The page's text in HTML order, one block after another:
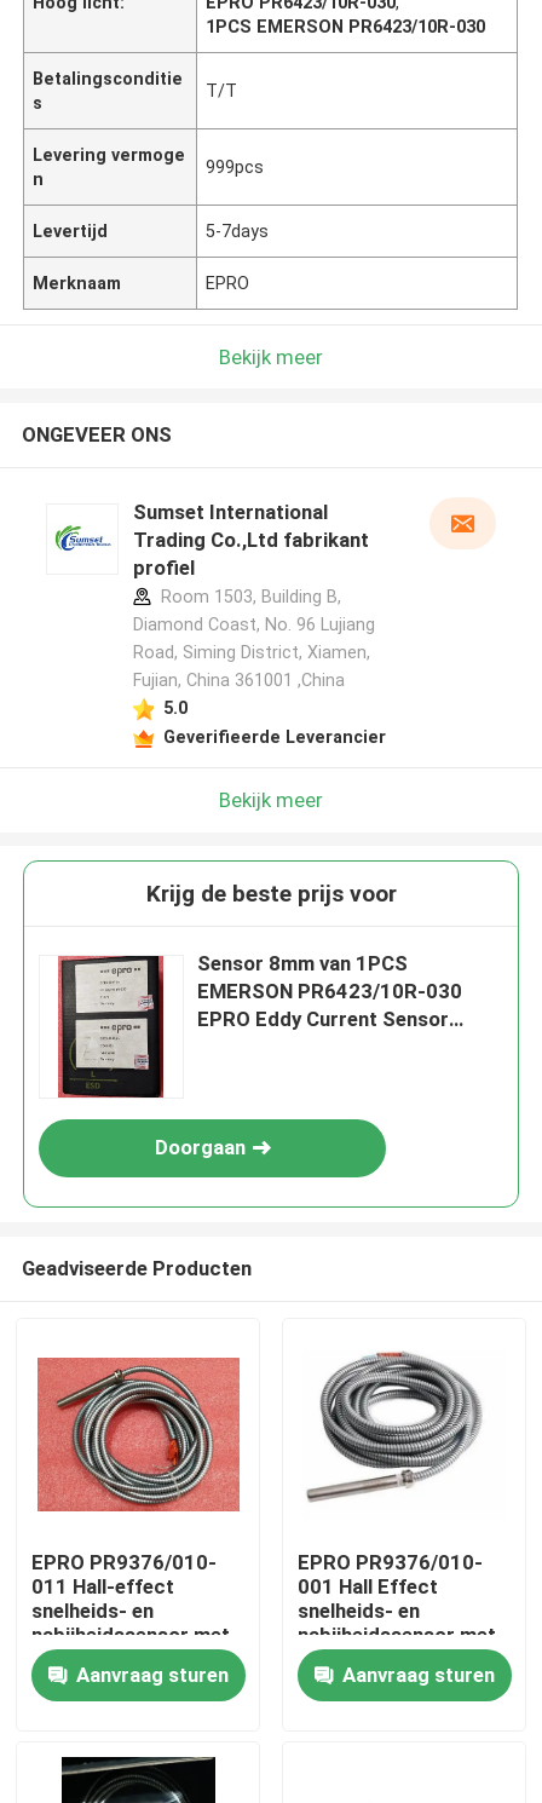
Thuis
Video's
1PCS EMERSON PR6423/10R-030
Betalingsconditie
s
T/T
Levering vermoge
n
999pcs
Levertijd 5-7days
Merknaam EPRO
Bekijk meer
ONGEVEER ONS
Sumset International
Trading Co.,Ltd fabrikant
profiel
Room 1503, Building B,
Diamond Coast, No. 96 Lujiang
Road, Siming District, Xiamen,
Fujian, China 361001 ,China
5.0
Geverifieerde Leverancier
Bekijk meer
Krijg de beste prijs voor
Sensor 8mm van 1PCS
EMERSON PR6423/10R-030
EPRO Eddy Current Sensor
Doorgaan
Geadviseerde Producten
EPRO PR9376/010-
011 Hall-effect
snelheids- en
nabijheidssensor met
pantserde 5 m-kabel
en 10-30 VDC-
stroomvoorziening in
behuizing
Aanvraag sturen
EPRO PR9376/010-
001 Hall Effect
snelheids- en
nabijheidssensor met
gewapende kabel van
3 m met IP67-
classificatie en 10-30
Aanvraag sturen